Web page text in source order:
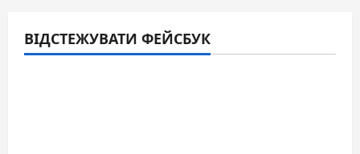
ВІДСТЕЖУВАТИ ФЕЙСБУК